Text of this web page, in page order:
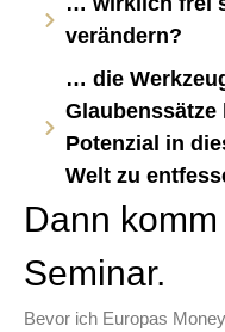
verändern?
… die
Potenzial in
Welt zu
Dann
Seminar.
Bevor ich Europas